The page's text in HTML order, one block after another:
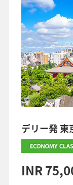
デリー発 東
INR